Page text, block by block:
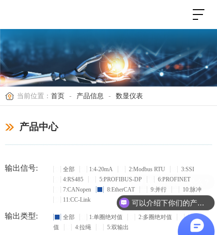
当前位置： 首页 - 产品信息 - 数显仪表
产品中心
输出信号: 全部 1:4-20mA 2:Modbus RTU
3:SSI
4:RS485
5:PROFIBUS-DP
6:PROFINET
7:CANopen
8:EtherCAT 9:并行
10:脉冲
11:CC-Link
输出类型: 全部 1:单圈绝对值 2:多圈绝对值
3:增量
值
4:拉绳 5:双输出
可以介绍下你们的产品么？
现在有优惠活动么？